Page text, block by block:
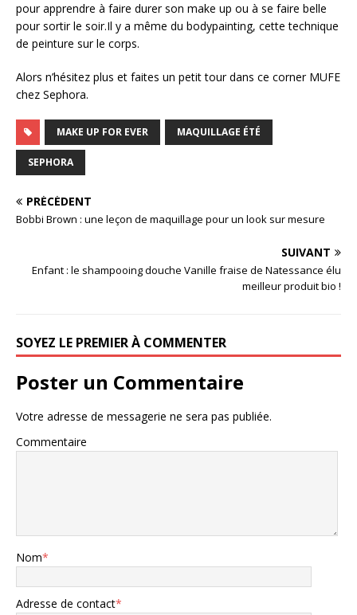
pour apprendre à faire durer son make up ou à se faire belle
pour sortir le soir.Il y a même du bodypainting, cette technique
de peinture sur le corps.
Alors n’hésitez plus et faites un petit tour dans ce corner MUFE
chez Sephora.
MAKE UP FOR EVER MAQUILLAGE ÉTÉ
SEPHORA
PRÉCÉDENT
Bobbi Brown : une leçon de maquillage pour un look sur mesure
SUIVANT
Enfant : le shampooing douche Vanille fraise de Natessance élu
meilleur produit bio !
SOYEZ LE PREMIER À COMMENTER
Poster un Commentaire
Votre adresse de messagerie ne sera pas publiée.
Commentaire
Nom*
Adresse de contact*